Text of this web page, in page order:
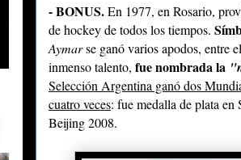
- BONUS.En 1977, en Rosario,
de hockey de todos los tiempos.
Aymarse ganó varios apodos, entre
inmenso talento, fue nombrada la
Selección Argentina ganó dos
cuatro veces: fue medalla de plata
Beijing 2008.